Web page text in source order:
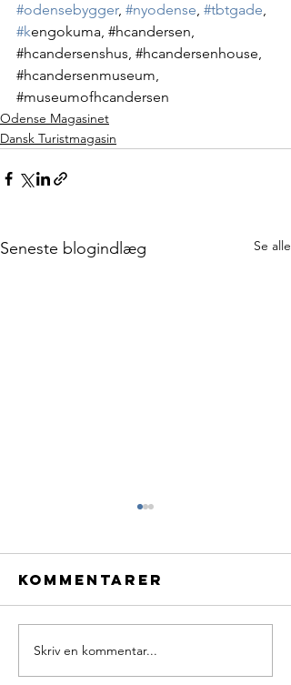
#odensebygger, #nyodense, #tbtgade,
#kengokuma, #hcandersen,
#hcandersenshus, #hcandersenhouse,
#hcandersenmuseum,
#museumofhcandersen
Odense Magasinet
Dansk Turistmagasin
Seneste blogindlæg Se alle
Kommentarer
Skriv en kommentar...